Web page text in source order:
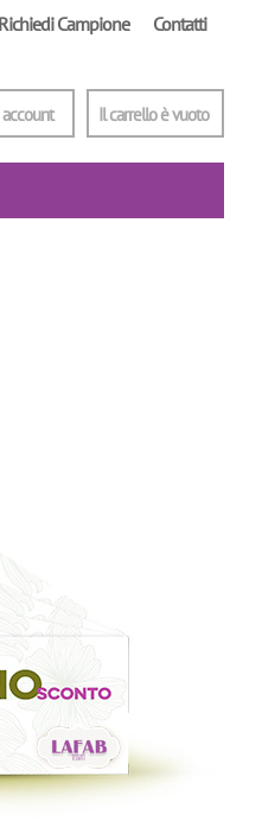
Richiedi Campione Contatti
Il carrello è vuoto